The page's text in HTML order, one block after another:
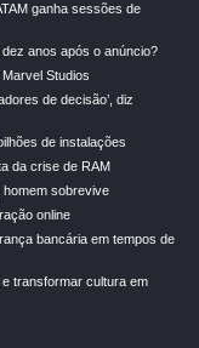
ganha sessões de
anos após o anúncio?
Studios
de decisão’, diz
de instalações
da crise de RAM
homem sobrevive
online
bancária em tempos de
transformar cultura em